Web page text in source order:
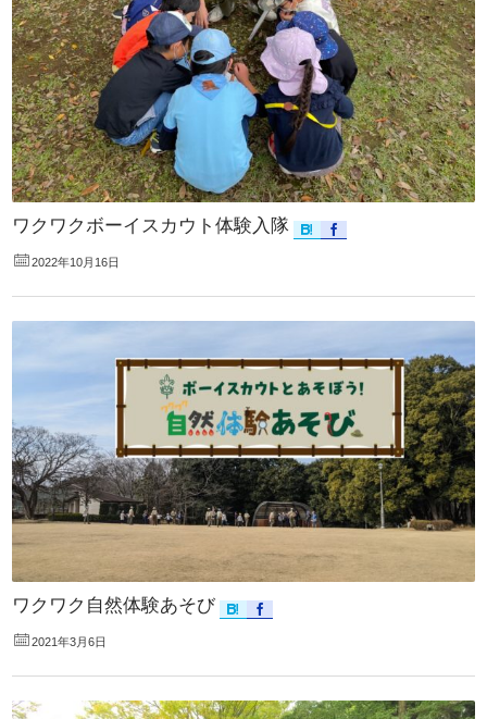
ワクワクボーイスカウト体験入隊
2022年10月16日
ワクワク自然体験あそび
2021年3月6日